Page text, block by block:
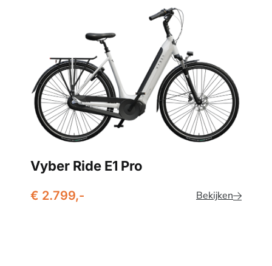
Vyber Ride E1 Pro
€ 2.799,- Bekijken